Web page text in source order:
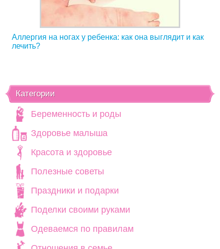
Аллергия на ногах у ребенка: как она выглядит и как
лечить?
Категории
Беременность и роды
Здоровье малыша
Красота и здоровье
Полезные советы
Праздники и подарки
Поделки своими руками
Одеваемся по правилам